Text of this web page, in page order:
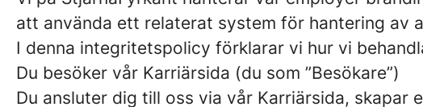
att använda ett relaterat system för hantering av
I denna integritetspolicy förklarar vi hur vi
Du besöker vår Karriärsida (du som ”Besökare”)
Du ansluter dig till oss via vår Karriärsida,